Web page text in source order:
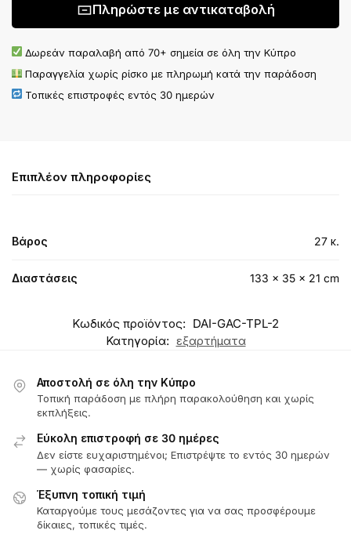
Πληρώστε με αντικαταβολή
Δωρεάν παραλαβή από 70+ σημεία σε όλη την Κύπρο
Παραγγελία χωρίς ρίσκο με πληρωμή κατά την παράδοση
Τοπικές επιστροφές εντός 30 ημερών
Επιπλέον πληροφορίες
Βάρος 27 κ.
Διαστάσεις 133 × 35 × 21 cm
Κωδικός προϊόντος: DAI-GAC-TPL-2
Κατηγορία: εξαρτήματα
Αποστολή σε όλη την Κύπρο
Τοπική παράδοση με πλήρη παρακολούθηση και χωρίς
εκπλήξεις.
Εύκολη επιστροφή σε 30 ημέρες
Δεν είστε ευχαριστημένοι; Επιστρέψτε το εντός 30 ημερών
— χωρίς φασαρίες.
Έξυπνη τοπική τιμή
Καταργούμε τους μεσάζοντες για να σας προσφέρουμε
δίκαιες, τοπικές τιμές.